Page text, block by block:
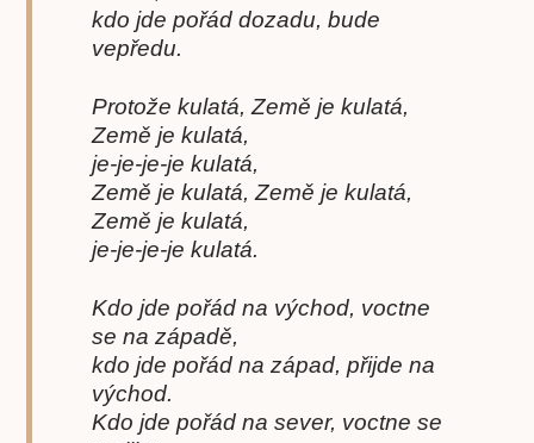
kdo jde pořád dozadu, bude
vepředu.
Protože kulatá, Země je kulatá,
Země je kulatá,
je-je-je-je kulatá,
Země je kulatá, Země je kulatá,
Země je kulatá,
je-je-je-je kulatá.
Kdo jde pořád na východ, voctne
se na západě,
kdo jde pořád na západ, přijde na
východ.
Kdo jde pořád na sever, voctne se